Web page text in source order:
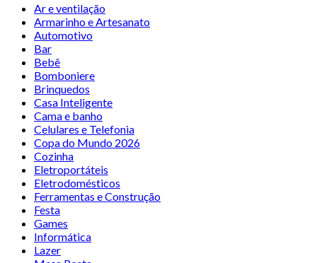
Ar e ventilação
Armarinho e Artesanato
Automotivo
Bar
Bebê
Bomboniere
Brinquedos
Casa Inteligente
Cama e banho
Celulares e Telefonia
Copa do Mundo 2026
Cozinha
Eletroportáteis
Eletrodomésticos
Ferramentas e Construção
Festa
Games
Informática
Lazer